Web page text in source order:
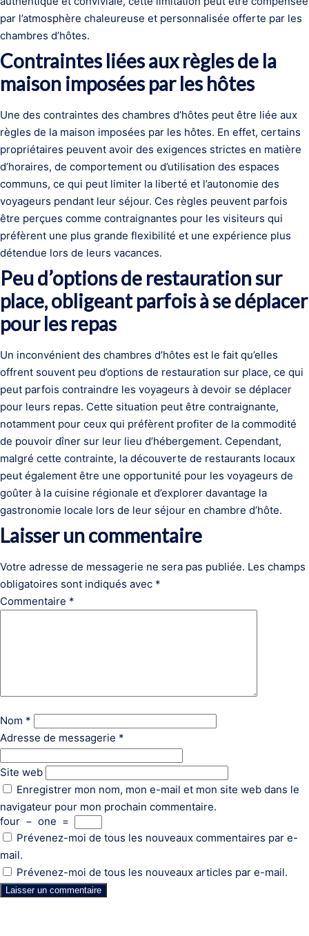
par l’atmosphère chaleureuse et personnalisée offerte par les
chambres d’hôtes.
Contraintes liées aux règles de la
maison imposées par les hôtes
Une des contraintes des chambres d’hôtes peut être liée aux
règles de la maison imposées par les hôtes. En effet, certains
propriétaires peuvent avoir des exigences strictes en matière
d’horaires, de comportement ou d’utilisation des espaces
communs, ce qui peut limiter la liberté et l’autonomie des
voyageurs pendant leur séjour. Ces règles peuvent parfois
être perçues comme contraignantes pour les visiteurs qui
préfèrent une plus grande flexibilité et une expérience plus
détendue lors de leurs vacances.
Peu d’options de restauration sur
place, obligeant parfois à se déplacer
pour les repas
Un inconvénient des chambres d’hôtes est le fait qu’elles
offrent souvent peu d’options de restauration sur place, ce qui
peut parfois contraindre les voyageurs à devoir se déplacer
pour leurs repas. Cette situation peut être contraignante,
notamment pour ceux qui préfèrent profiter de la commodité
de pouvoir dîner sur leur lieu d’hébergement. Cependant,
malgré cette contrainte, la découverte de restaurants locaux
peut également être une opportunité pour les voyageurs de
goûter à la cuisine régionale et d’explorer davantage la
gastronomie locale lors de leur séjour en chambre d’hôte.
Laisser un commentaire
Votre adresse de messagerie ne sera pas publiée. Les champs
obligatoires sont indiqués avec *
Commentaire *
Nom *
Adresse de messagerie *
Site web
Enregistrer mon nom, mon e-mail et mon site web dans le
navigateur pour mon prochain commentaire.
four − one =
Prévenez-moi de tous les nouveaux commentaires par e-
mail.
Prévenez-moi de tous les nouveaux articles par e-mail.